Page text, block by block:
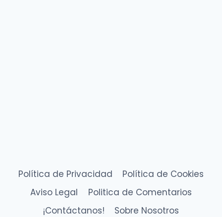
Política de Privacidad
Política de Cookies
Aviso Legal
Politica de Comentarios
¡Contáctanos!
Sobre Nosotros